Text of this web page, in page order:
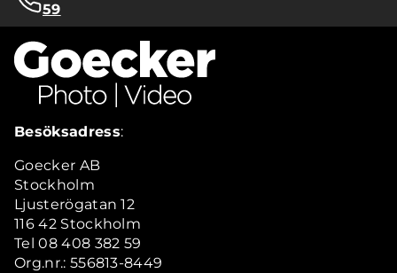
59
Besöksadress:
Goecker AB
Stockholm
Ljusterögatan 12
116 42 Stockholm
Tel 08 408 382 59
Org.nr.: 556813-8449